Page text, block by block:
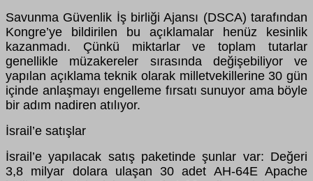
Savunma Güvenlik İş birliği Ajansı (DSCA) tarafından
Kongre’ye bildirilen bu açıklamalar henüz kesinlik
kazanmadı. Çünkü miktarlar ve toplam tutarlar
genellikle müzakereler sırasında değişebiliyor ve
yapılan açıklama teknik olarak milletvekillerine 30 gün
içinde anlaşmayı engelleme fırsatı sunuyor ama böyle
bir adım nadiren atılıyor.
İsrail’e satışlar
İsrail’e yapılacak satış paketinde şunlar var: Değeri
3,8 milyar dolara ulaşan 30 adet AH-64E Apache